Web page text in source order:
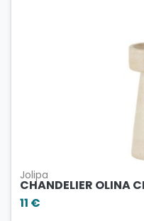
Jolipa
CHANDELIER OLINA
11 €